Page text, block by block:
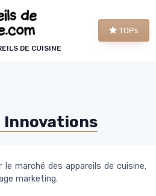
DE CUISINE
TOPs
Innovations
marché des appareils de cuisine,
marketing.